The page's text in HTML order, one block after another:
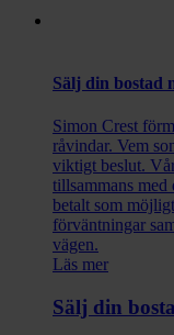
Sälj din bostad
Simon Crest
råvindar. Vem
viktigt beslut.
tillsammans med
betalt som
förväntningar
vägen.
Läs mer
Sälj din